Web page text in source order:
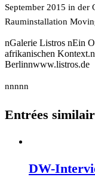
September 2015 in der
Rauminstallation
nGalerie Listros nEin
afrikanischen
Berlinnwww.listros.de
nnnnn
Entrées
DW-